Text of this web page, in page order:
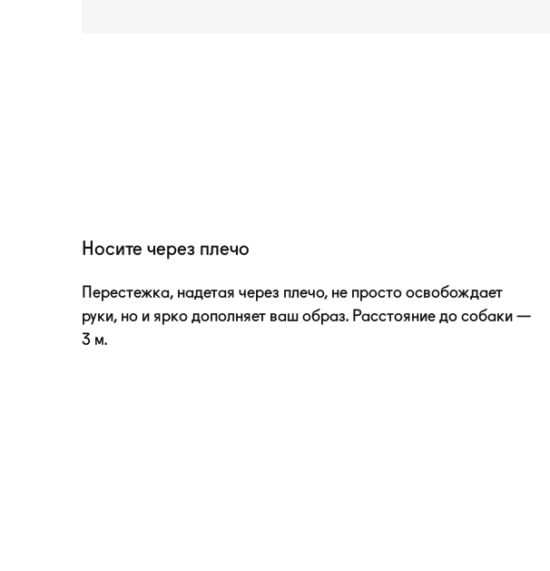
Носите через плечо
Перестежка, надетая через плечо, не просто освобождает
руки, но и ярко дополняет ваш образ. Расстояние до собаки —
3 м.